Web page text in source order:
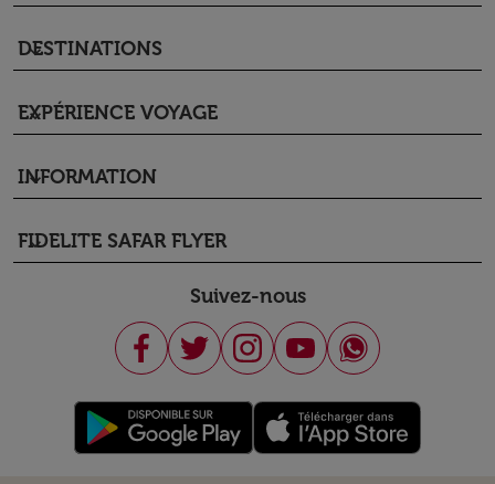
DESTINATIONS
keyboard_arrow_down
EXPÉRIENCE VOYAGE
keyboard_arrow_down
INFORMATION
keyboard_arrow_down
FIDELITE SAFAR FLYER
keyboard_arrow_down
Suivez-nous